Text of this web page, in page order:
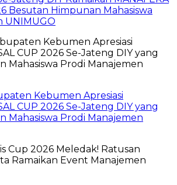
Besutan Himpunan Mahasiswa
UNIMUGO
Kebumen Apresiasi
CUP 2026 Se-Jateng DIY yang
Mahasiswa Prodi Manajemen